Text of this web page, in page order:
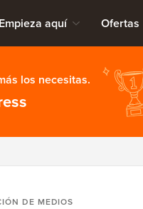
Empieza aquí Ofertas
los necesitas.
DE MEDIOS